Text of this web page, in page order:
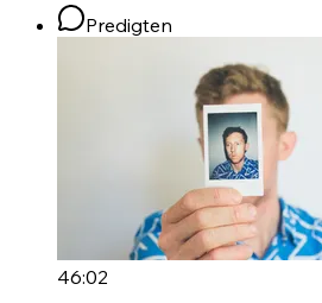
Predigten
46:02